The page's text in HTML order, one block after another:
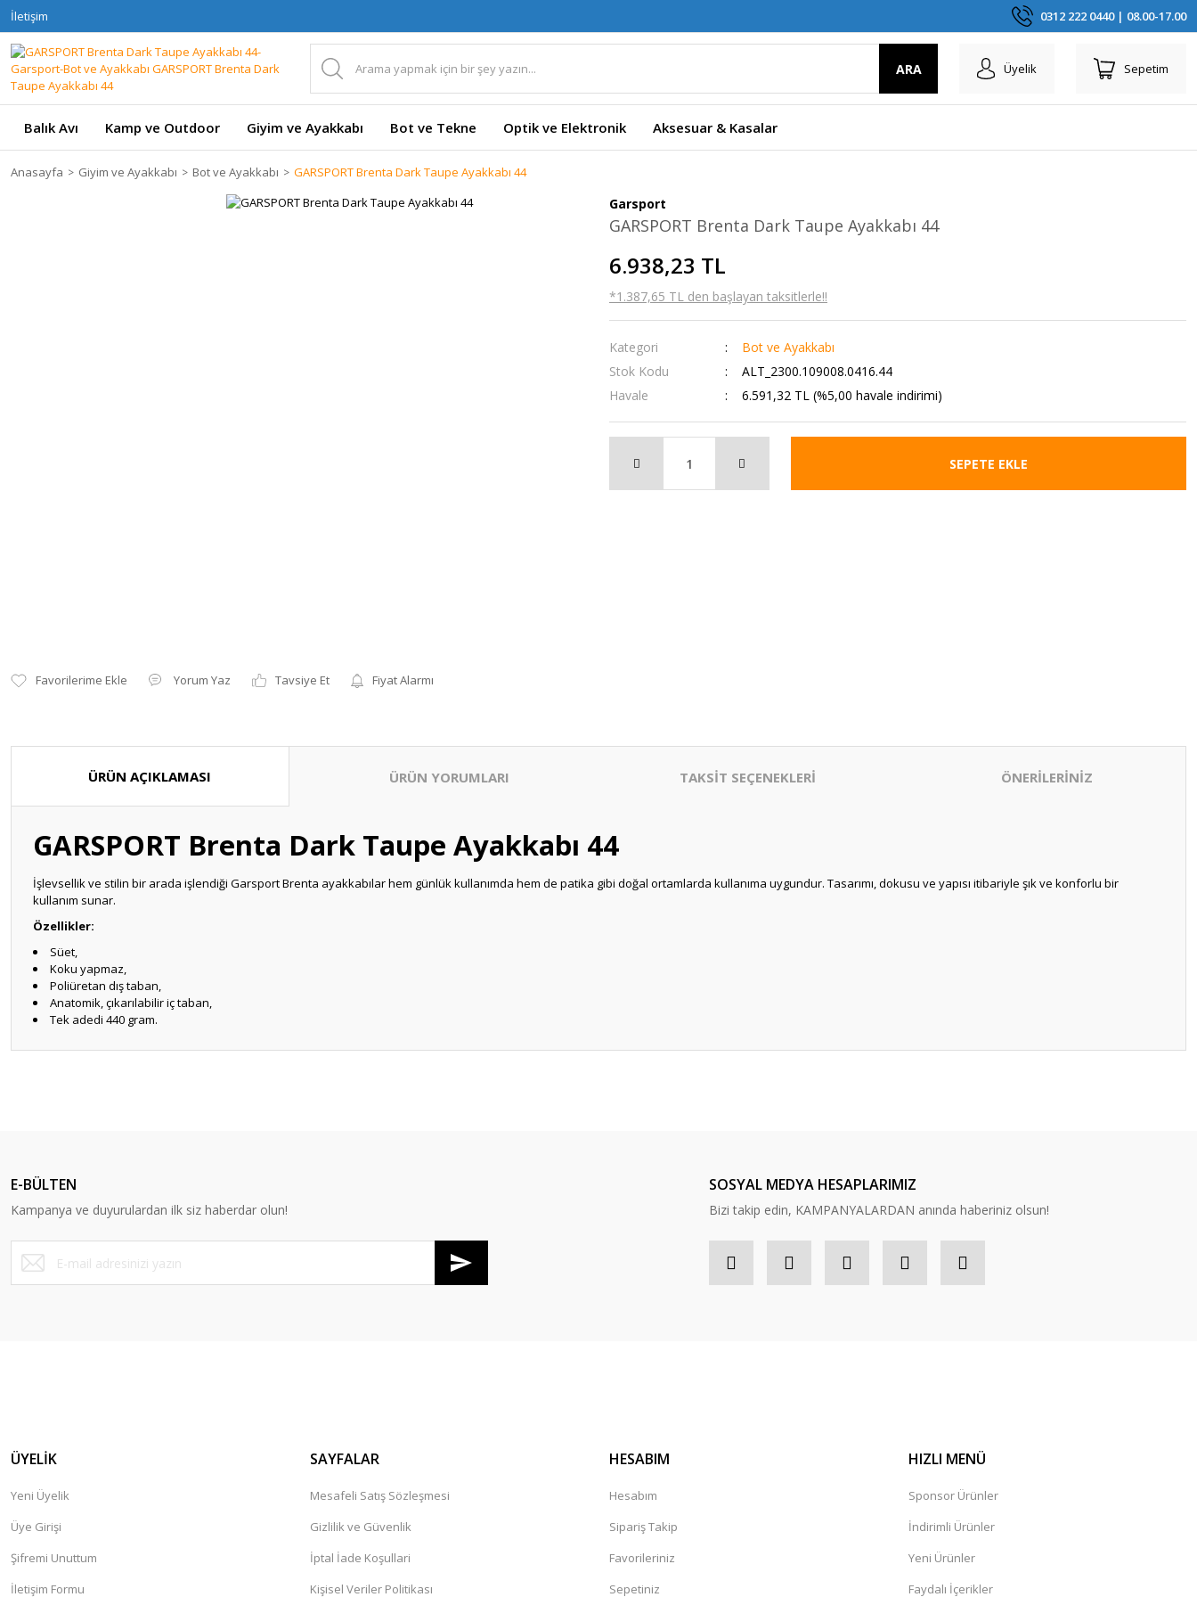
İletişim 0312 222 0440 | 08.00-17.00
ARA Üyelik Sepetim
Balık Avı Kamp ve Outdoor Giyim ve Ayakkabı Bot ve Tekne Optik ve Elektronik Aksesuar & Kasalar
Anasayfa Giyim ve Ayakkabı Bot ve Ayakkabı GARSPORT Brenta Dark Taupe Ayakkabı 44
Yorum Yaz Tavsiye Et Fiyat Alarmı
Garsport
GARSPORT Brenta Dark Taupe Ayakkabı 44
6.938,23 TL
*1.387,65 TL den başlayan taksitlerle!!
Kategori
Bot ve Ayakkabı
Stok Kodu
ALT_2300.109008.0416.44
Havale
6.591,32 TL (%5,00 havale indirimi)
SEPETE EKLE
ÜRÜN AÇIKLAMASI ÜRÜN YORUMLARI TAKSİT SEÇENEKLERİ ÖNERİLERİNİZ
GARSPORT Brenta Dark Taupe Ayakkabı 44
İşlevsellik ve stilin bir arada işlendiği Garsport Brenta ayakkabılar hem günlük kullanımda hem de patika gibi doğal ortamlarda kullanıma uygundur. Tasarımı, dokusu ve yapısı itibariyle şık ve konforlu bir
kullanım sunar.
Özellikler:
Süet,
​Koku yapmaz,
Poliüretan dış taban,
Anatomik, çıkarılabilir iç taban,
Tek adedi 440 gram.
Ürün bilgilerinde hatalar bulunuyor.
Ürün fiyatı diğer sitelerden daha pahalı.
Bu ürüne benzer farklı alternatifler olmalı.
E-BÜLTEN
Kampanya ve duyurulardan ilk siz haberdar olun!
SOSYAL MEDYA HESAPLARIMIZ
Bizi takip edin, KAMPANYALARDAN anında haberiniz olsun!
ÜYELİK
Yeni Üyelik
Üye Girişi
Şifremi Unuttum
İletişim Formu
SAYFALAR
Mesafeli Satış Sözleşmesi
Gizlilik ve Güvenlik
İptal İade Koşullari
Kişisel Veriler Politikası
HESABIM
Hesabım
Sipariş Takip
Favorileriniz
Sepetiniz
HIZLI MENÜ
Sponsor Ürünler
İndirimli Ürünler
Yeni Ürünler
Faydalı İçerikler